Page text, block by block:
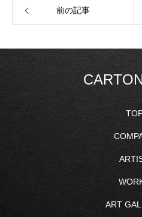
前の記事
ART